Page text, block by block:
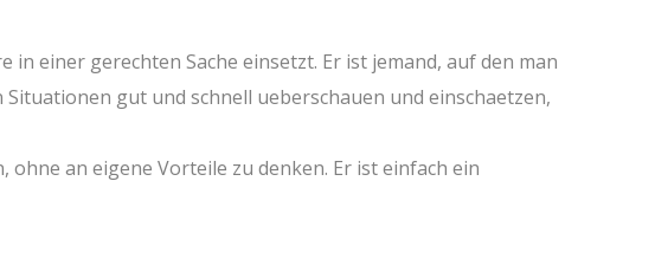
einer gerechten Sache einsetzt. Er ist jemand, auf den man
gut und schnell ueberschauen und einschaetzen,
an eigene Vorteile zu denken. Er ist einfach ein